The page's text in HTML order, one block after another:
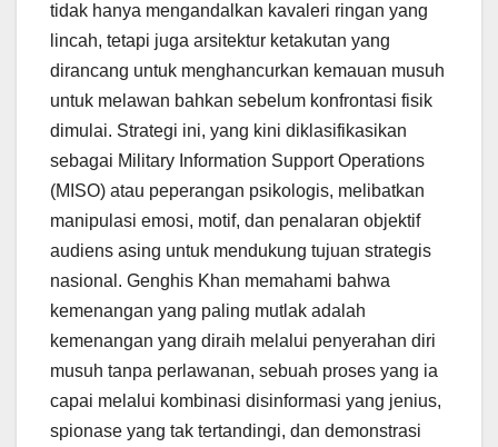
tidak hanya mengandalkan kavaleri ringan yang
lincah, tetapi juga arsitektur ketakutan yang
dirancang untuk menghancurkan kemauan musuh
untuk melawan bahkan sebelum konfrontasi fisik
dimulai. Strategi ini, yang kini diklasifikasikan
sebagai Military Information Support Operations
(MISO) atau peperangan psikologis, melibatkan
manipulasi emosi, motif, dan penalaran objektif
audiens asing untuk mendukung tujuan strategis
nasional. Genghis Khan memahami bahwa
kemenangan yang paling mutlak adalah
kemenangan yang diraih melalui penyerahan diri
musuh tanpa perlawanan, sebuah proses yang ia
capai melalui kombinasi disinformasi yang jenius,
spionase yang tak tertandingi, dan demonstrasi